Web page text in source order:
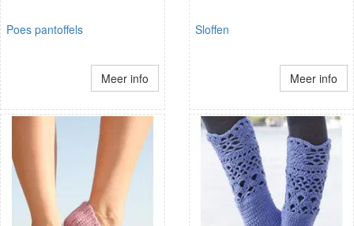
Poes pantoffels
Meer info
Sloffen
Meer info